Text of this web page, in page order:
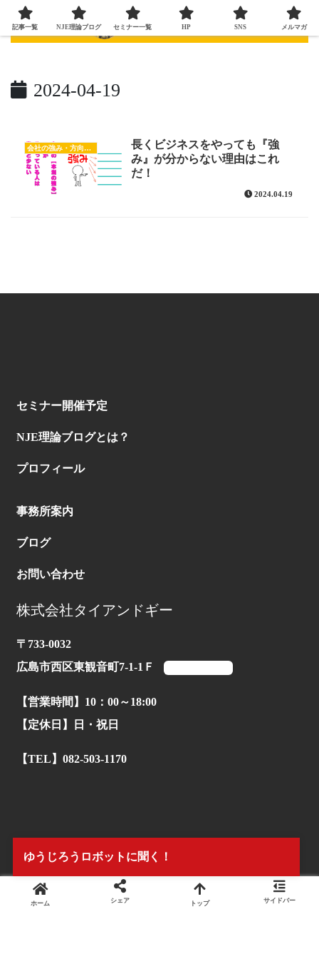
2024-04-19
会社の強み・方向性を明確にする
長くビジネスをやっても『強
み』が分からない理由はこれ
だ！
2024.04.19
セミナー開催予定
NJE理論ブログとは？
プロフィール
事務所案内
ブログ
お問い合わせ
株式会社タイアンドギー
〒733-0032
広島市西区東観音町7-1-1Ｆ
【営業時間】10：00～18:00
【定休日】日・祝日
【TEL】082-503-1170
株式会社タイアンドギー
記事一覧 NJE理論ブログ セミナー一覧 HP SNS メルマガ
ホーム シェア トップ サイドバー
ゆうじろうロボットに聞く！